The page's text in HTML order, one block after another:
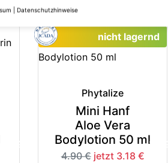
Phytalize
Mini Hanf
Aloe Vera
Bodylotion 50 ml
4.90 € jetzt 3.18 €
nicht lagernd
-35%
Datenschutzhinweise